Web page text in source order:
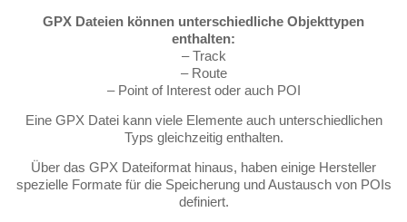
GPX Dateien können unterschiedliche Objekttypen
enthalten:
– Track
– Route
– Point of Interest oder auch POI
Eine GPX Datei kann viele Elemente auch unterschiedlichen
Typs gleichzeitig enthalten.
Über das GPX Dateiformat hinaus, haben einige Hersteller
spezielle Formate für die Speicherung und Austausch von POIs
definiert.